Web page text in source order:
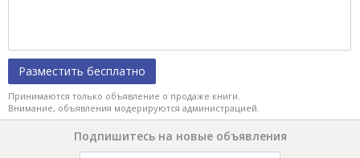
Разместить бесплатно
Принимаются только объявление о продаже книги.
Внимание, объявления модерируются администрацией.
Подпишитесь на новые объявления